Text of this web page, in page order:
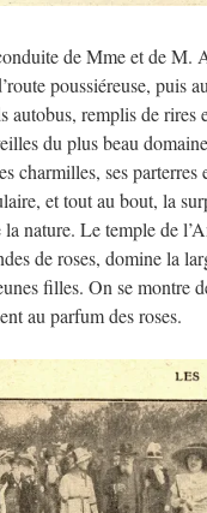
de Mme et de M.
poussiéreuse, puis
autobus, remplis de
du plus beau
charmilles, ses
et tout au bout, la
nature. Le temple de
de roses, domine la
filles. On se montre
au parfum des roses.